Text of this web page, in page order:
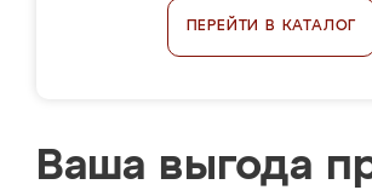
ПЕРЕЙТИ В КАТАЛОГ
Ваша выгода